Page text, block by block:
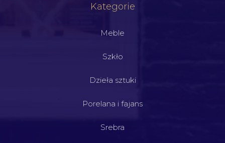
Kategorie
Meble
Szkło
Dzieła sztuki
Porelana i fajans
Srebra